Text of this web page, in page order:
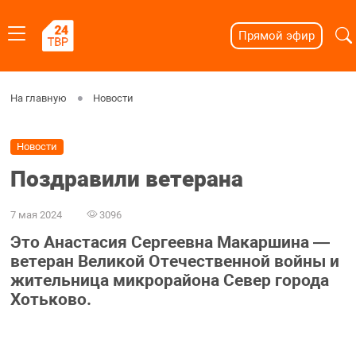
Прямой эфир
На главную Новости
Новости
Поздравили ветерана
7 мая 2024 3096
Это Анастасия Сергеевна Макаршина —
ветеран Великой Отечественной войны и
жительница микрорайона Север города
Хотьково.